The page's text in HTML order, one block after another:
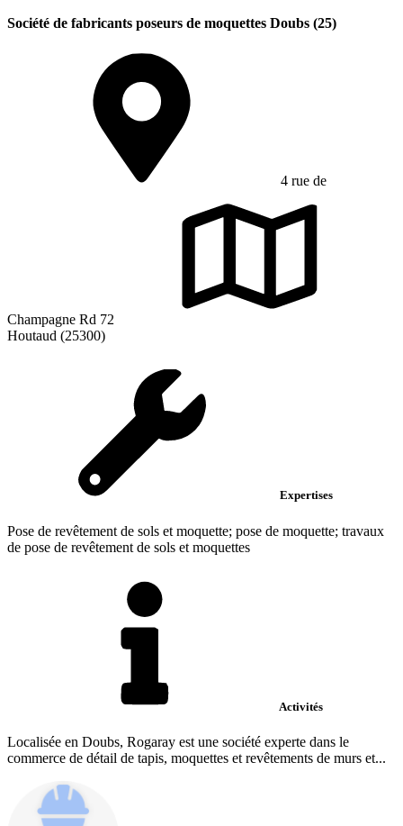
Société de fabricants poseurs de moquettes Doubs (25)
4 rue de
Champagne Rd 72
Houtaud (25300)
Expertises
Pose de revêtement de sols et moquette; pose de moquette; travaux
de pose de revêtement de sols et moquettes
Activités
Localisée en Doubs, Rogaray est une société experte dans le
commerce de détail de tapis, moquettes et revêtements de murs et...